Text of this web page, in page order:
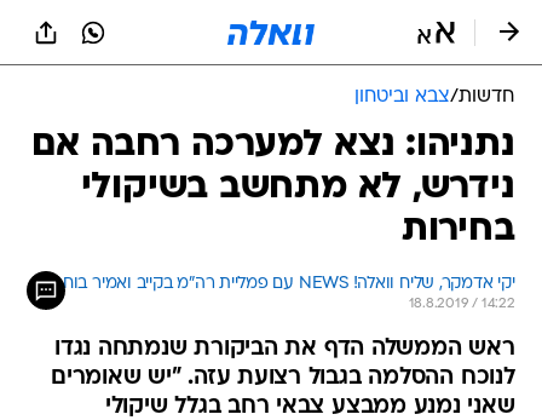
חדשות/צבא וביטחון
נתניהו: נצא למערכה רחבה אם
נידרש, לא מתחשב בשיקולי
בחירות
יקי אדמקר, שליח וואלה! NEWS עם פמליית רה"מ בקייב ואמיר בוחבוט
18.8.2019 / 14:22
ראש הממשלה הדף את הביקורת שנמתחה נגדו
לנוכח ההסלמה בגבול רצועת עזה. "יש שאומרים
שאני נמנע ממבצע צבאי רחב בגלל שיקולי